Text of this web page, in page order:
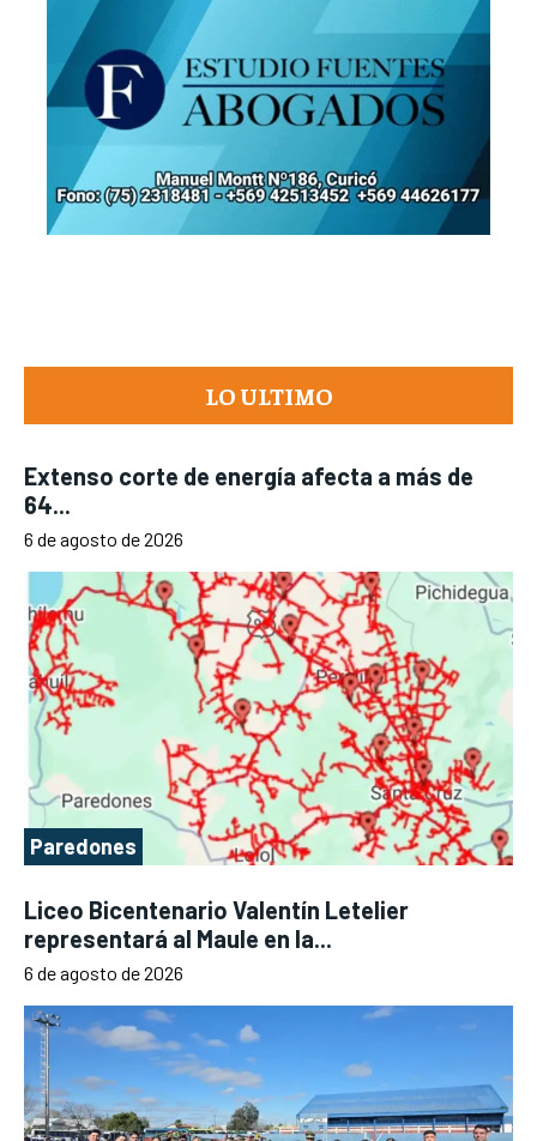
LO ULTIMO
Extenso corte de energía afecta a más de
64...
6 de agosto de 2026
Paredones
Liceo Bicentenario Valentín Letelier
representará al Maule en la...
6 de agosto de 2026